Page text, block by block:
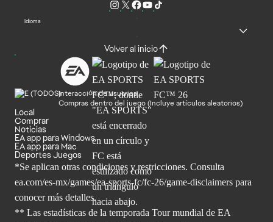
Idioma
Volver al inicio
Interacción de usuarios
Compras dentro del juego (Incluye artículos aleatorios)
Local
Comprar
Noticias
EA app para Windows
EA app para Mac
Deportes Juegos
*Se aplican otras condiciones y restricciones. Consulta
ea.com/es-mx/games/ea-sports-fc/fc-26/game-disclaimers para
conocer más detalles.
** Las estadísticas de la temporada Tour mundial de EA